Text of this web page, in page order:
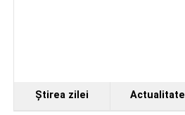
Ştirea zilei Actualitate